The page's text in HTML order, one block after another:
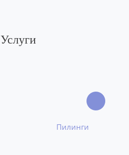
Услуги
Пилинги